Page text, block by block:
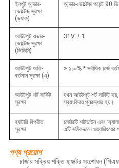
ইনপুট আন্ডার-
ভোল্টেজ সুরক্ষা
(ভ্যাক)
আন্ডার-ভোল্টেজ পয়েন্ট 90 ভি
আউটপুট ওভার-
ভোল্টেজ সুরক্ষা
(ভিডিসি)
31V ± 1
আউটপুট অতি-
বর্তমান সুরক্ষা (এ)
> ১১০% * সর্বাধিক চার্জ
আউটপুট শর্ট সার্কিট
সুরক্ষা
যখন আউটপুট শর্ট সার্কিট হয়,
স্বয়ংক্রিয় পুনরুদ্ধার হয়।
ব্যাটারি বিপরীত
সুরক্ষা
চার্জারটি শাটডাউন এবং
এটি সঠিকভাবে
পণ্য প্রয়োগ
চার্জার সক্রিয় শক্তি ফ্যাক্টর সংশোধন